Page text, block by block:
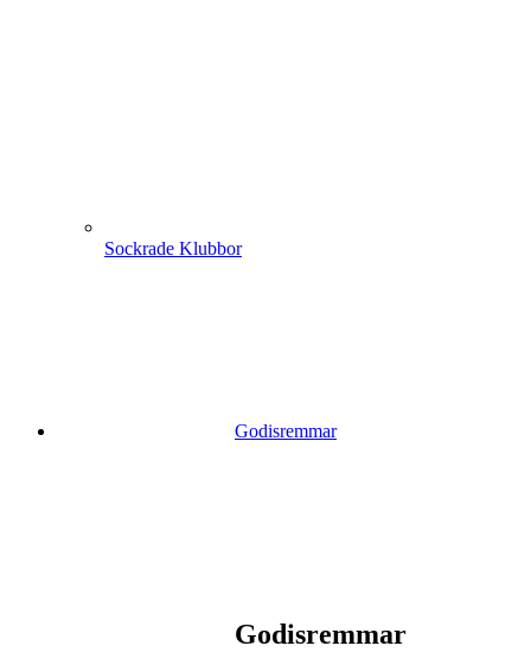
Sockrade Klubbor
Godisremmar
Godisremmar